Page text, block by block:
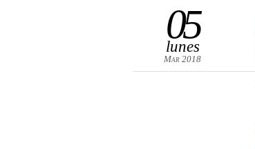
05
lunes
Mar 2018